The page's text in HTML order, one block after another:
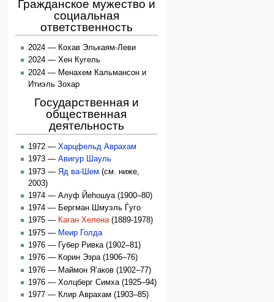
Гражданское мужество и
социальная
ответственность
2024 — Кохав Элькаям-Леви
2024 — Хен Кугель
2024 — Менахем Кальмансон и
Итиэль Зохар
Государственная и
общественная
деятельность
1972 — Харцфельд Аврахам
1973 — Авигур Шауль
1973 — Яд ва-Шем (см. ниже,
2003)
1974 — Алуф Йеhошуа (1900–80)
1974 — Бергман Шмуэль Ѓуго
1975 — Каган Хелена(1889-1978)
1975 — Меир Голда
1976 — Губер Ривка (1902–81)
1976 — Корин Эзра (1906–76)
1976 — Маймон Я‘аков (1902–77)
1976 — Холцберг Симха (1925–94)
1977 — Клир Аврахам (1903–85)